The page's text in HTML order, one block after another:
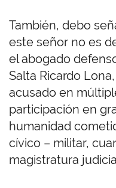
También, debo
este señor no es
el abogado
Salta Ricardo
acusado en
participación en
humanidad
cívico – militar,
magistratura